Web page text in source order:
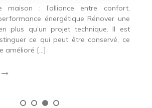
maison : l’alliance entre confort,
énergétique Rénover une
plus qu’un projet technique. Il est
ce qui peut être conservé, ce
amélioré […]